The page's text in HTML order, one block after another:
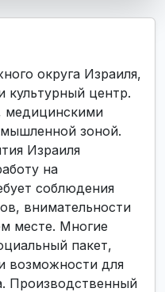
округа Израиля,
центр.
медицинскими
зоной.
Израиля
на
соблюдения
внимательности
месте. Многие
пакет,
возможности для
Производственный